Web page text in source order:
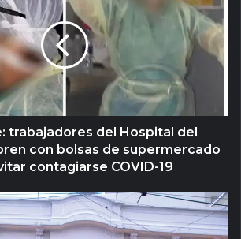
trabajadores del Hospital del
con bolsas de supermercado
contagiarse COVID-19